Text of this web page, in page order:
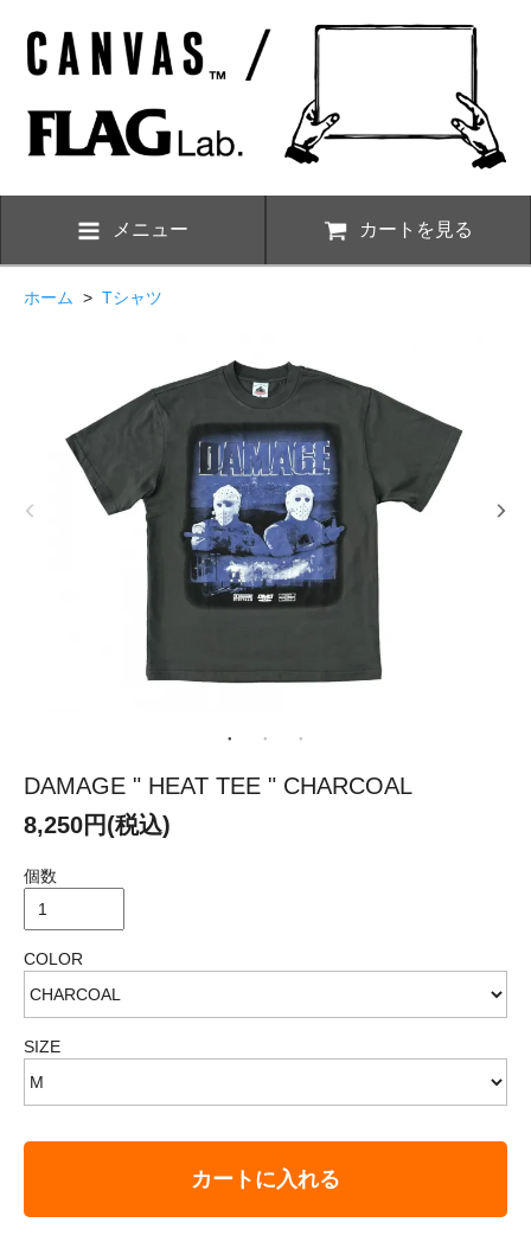
メニュー カートを見る
ホーム > Tシャツ
DAMAGE " HEAT TEE " CHARCOAL
8,250円(税込)
個数
COLOR
SIZE
カートに入れる